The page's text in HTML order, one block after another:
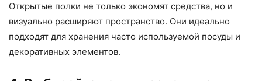
Открытые полки не только экономят средства, но и
визуально расширяют пространство. Они идеально
подходят для хранения часто используемой посуды и
декоративных элементов.